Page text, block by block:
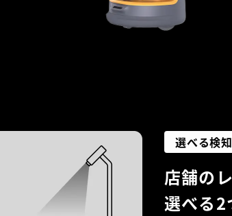
選べる検
店舗の
選べる2